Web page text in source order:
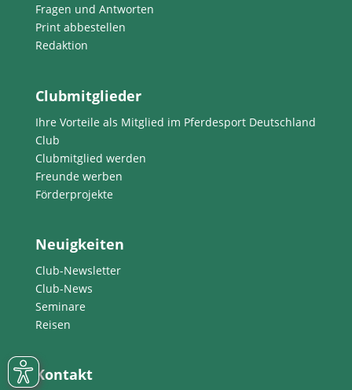
Fragen und Antworten
Print abbestellen
Redaktion
Clubmitglieder
Ihre Vorteile als Mitglied im Pferdesport Deutschland
Club
Clubmitglied werden
Freunde werben
Förderprojekte
Neuigkeiten
Club-Newsletter
Club-News
Seminare
Reisen
Kontakt